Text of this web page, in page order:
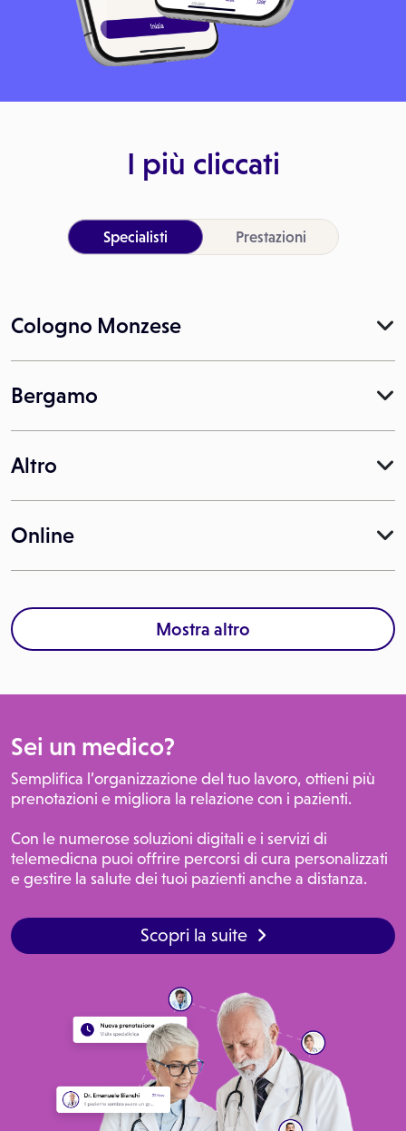
I più cliccati
Specialisti Prestazioni
Cologno Monzese
Bergamo
Altro
Online
Mostra altro
Sei un medico?
Semplifica l’organizzazione del tuo lavoro, ottieni più
prenotazioni e migliora la relazione con i pazienti.
Con le numerose soluzioni digitali e i servizi di
telemedicna puoi offrire percorsi di cura personalizzati
e gestire la salute dei tuoi pazienti anche a distanza.
Scopri la suite